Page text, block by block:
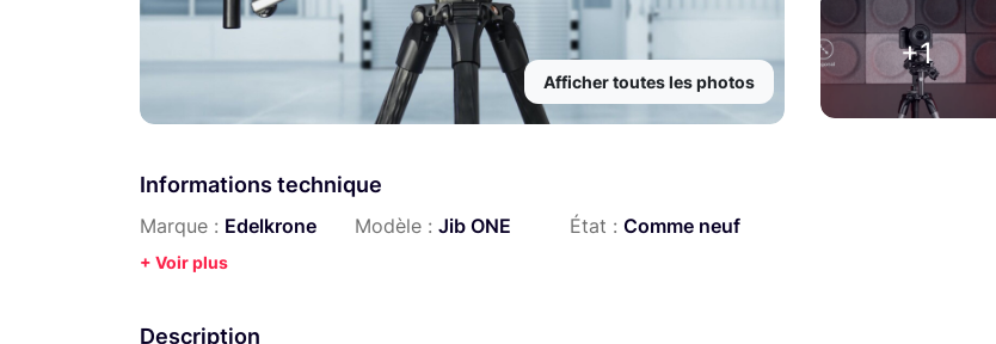
Afficher toutes les photos
+1
Informations technique
Marque : Edelkrone Modèle : Jib ONE État : Comme neuf
+ Voir plus
Description